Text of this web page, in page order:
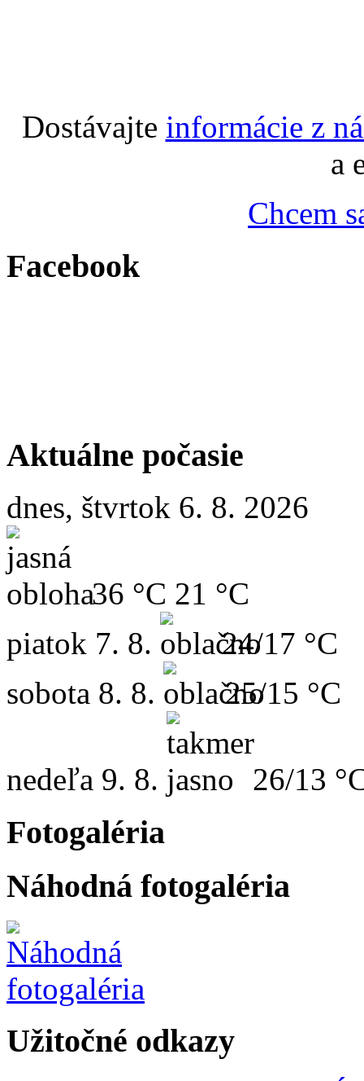
Dostávajte informácie z
a
Chcem
Facebook
Aktuálne počasie
dnes, štvrtok 6. 8. 2026
36 °C 21 °C
piatok 7. 8.
24/17 °C
sobota 8. 8. 25/15 °C
nedeľa 9. 8. 26/13
Fotogaléria
Náhodná fotogaléria
Užitočné odkazy